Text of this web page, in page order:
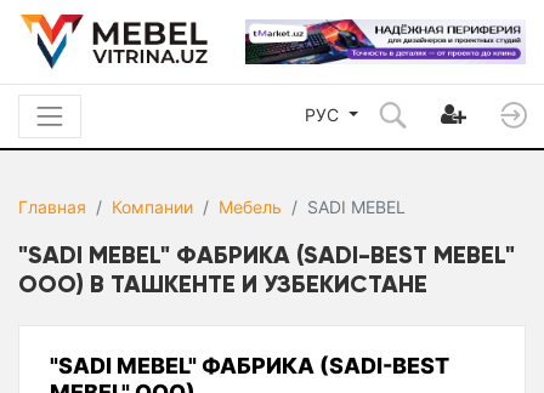
РУС
Главная Компании Мебель SADI MEBEL
"SADI MEBEL" ФАБРИКА (SADI-BEST MEBEL"
ООО) В ТАШКЕНТЕ И УЗБЕКИСТАНЕ
"SADI MEBEL" ФАБРИКА (SADI-BEST